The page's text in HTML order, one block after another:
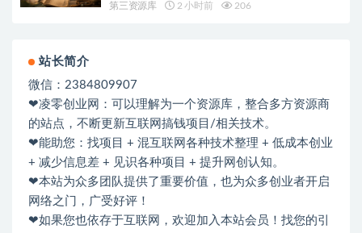
第三资源库 2 小时前 206
站长简介
微信：2384809907
❤凌零创业网：可以理解为一个资源库，整合多方资源商
的站点，不断更新互联网搞钱项目/相关技术。
❤能助您：找项目 + 混互联网各种技术整理 + 低成本创业
+ 减少信息差 + 见识各种项目 + 提升网创认知。
❤本站为众多团队提供了重要价值，也为众多创业者开启
网络之门，广受好评！
❤如果您也依存于互联网，欢迎加入本站会员！找您的引